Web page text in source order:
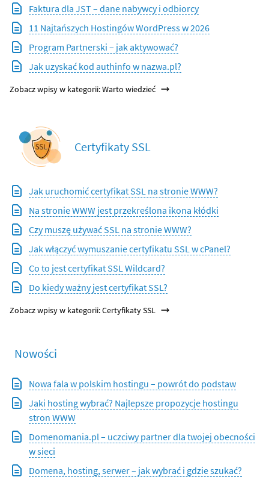
Faktura dla JST – dane nabywcy i odbiorcy
11 Najtańszych Hostingów WordPress w 2026
Program Partnerski – jak aktywować?
Jak uzyskać kod authinfo w nazwa.pl?
Zobacz wpisy w kategorii: Warto wiedzieć
Certyfikaty SSL
Jak uruchomić certyfikat SSL na stronie WWW?
Na stronie WWW jest przekreślona ikona kłódki
Czy muszę używać SSL na stronie WWW?
Jak włączyć wymuszanie certyfikatu SSL w cPanel?
Co to jest certyfikat SSL Wildcard?
Do kiedy ważny jest certyfikat SSL?
Zobacz wpisy w kategorii: Certyfikaty SSL
Nowości
Nowa fala w polskim hostingu – powrót do podstaw
Jaki hosting wybrać? Najlepsze propozycje hostingu
stron WWW
Domenomania.pl – uczciwy partner dla twojej obecności
w sieci
Domena, hosting, serwer – jak wybrać i gdzie szukać?